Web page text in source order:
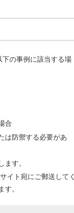
の事例に該当する場
合
は防禦する必要があ
す。
イト宛にご郵送してく
。